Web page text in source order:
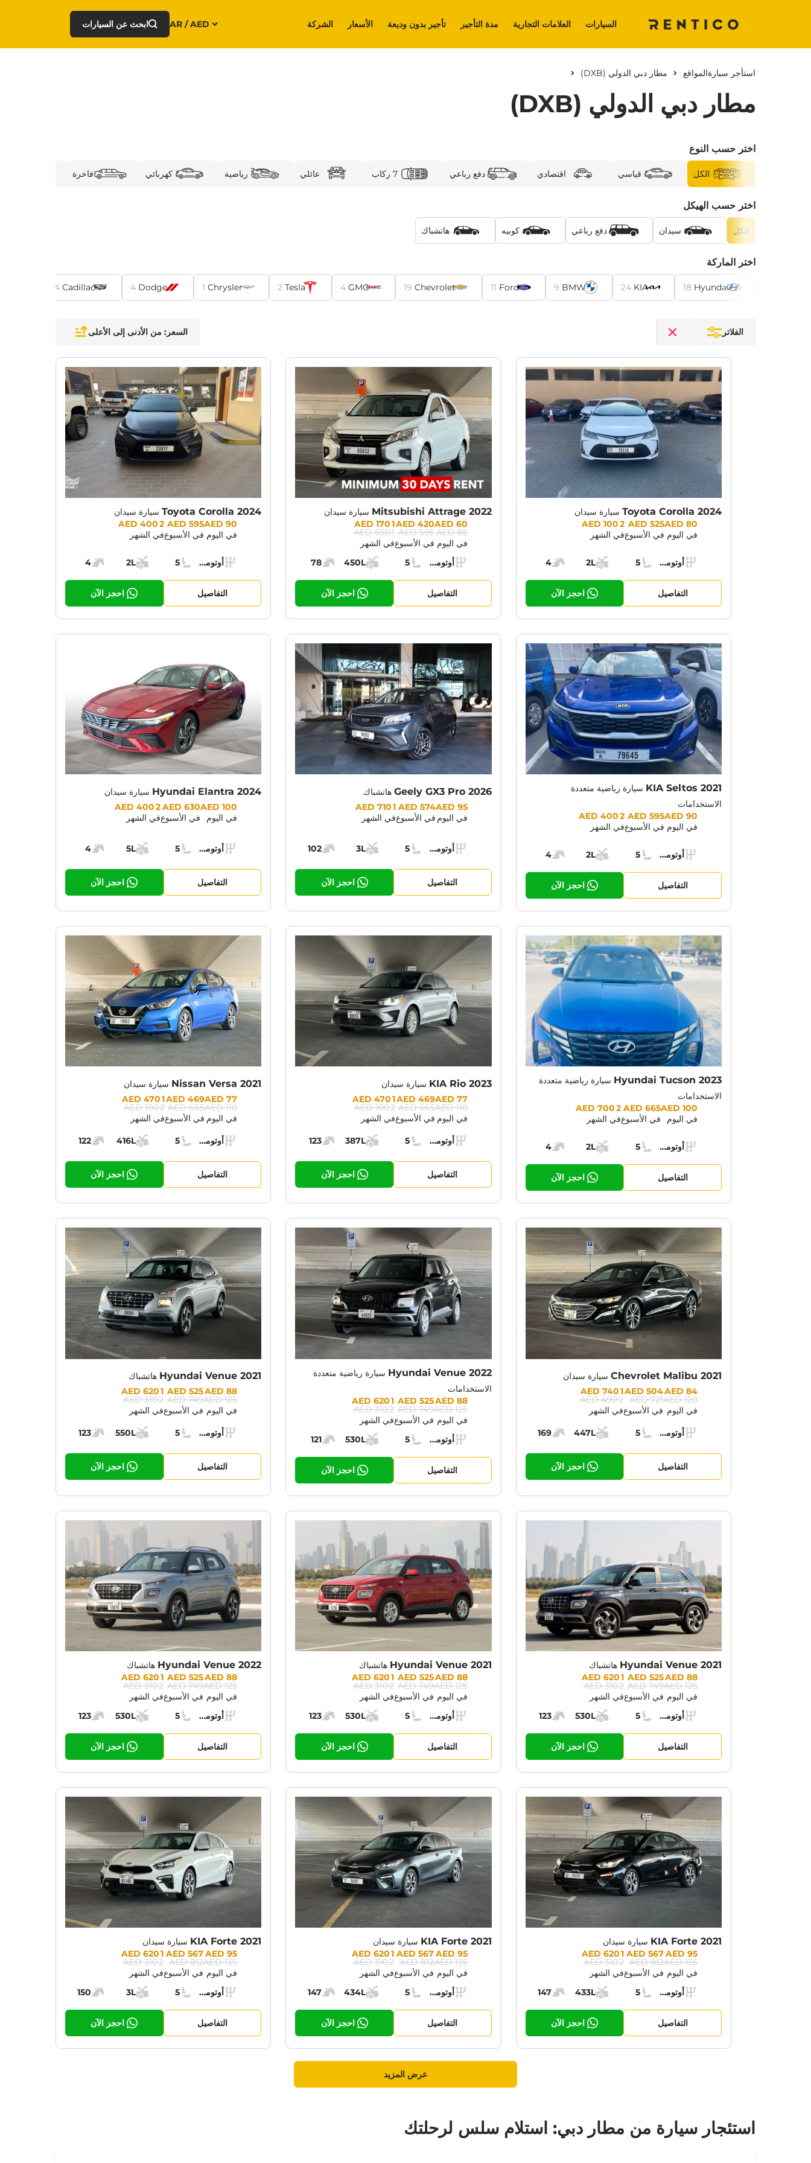
السيارات العلامات التجارية مدة التأجير تأجير بدون وديعة الأسعار الشركة AR / AED ابحث عن السيارات
مطار دبي الدولي (DXB)
استأجر سيارةالمواقع مطار دبي الدولي (DXB)
اختر حسب النوع
الكل قياسي اقتصادي دفع رباعي 7 ركاب عائلي رياضية كهربائي فاخرة
اختر حسب الهيكل
الكل سيدان دفع رباعي كوبيه هاتشباك
اختر الماركة
Hyundai
18
KIA
24
BMW
9
Ford
11
Chevrolet
19
GMC
4
Tesla
2
Chrysler
1
Dodge
4
Cadillac
4
الفلاتر
Clear filters
السعر: من الأدنى إلى الأعلى
Toyota Corolla 2024 سيارة سيدان
Prices:
80 AED
في اليوم
525 AED
في الأسبوع
2 100 AED
في الشهر
Specs:ناقل الحركة:
أوتوماتيك (AT)
مقاعد:
5
مساحة الشحن:
2L
قوة المحرك:
4
التفاصيل احجز الآن
Mitsubishi Attrage 2022 سيارة سيدان
CURRENT PROMOTION:
Prices:
60 AED
85 AED
في اليوم
420 AED
595 AED
في الأسبوع
1 170 AED
1 650 AED
في الشهر
Specs:ناقل الحركة:
أوتوماتيك (AT)
مقاعد:
5
مساحة الشحن:
450L
قوة المحرك:
78
التفاصيل احجز الآن
Toyota Corolla 2024 سيارة سيدان
Prices:
90 AED
في اليوم
595 AED
في الأسبوع
2 400 AED
في الشهر
Specs:ناقل الحركة:
أوتوماتيك (AT)
مقاعد:
5
مساحة الشحن:
2L
قوة المحرك:
4
التفاصيل احجز الآن
KIA Seltos 2021 سيارة رياضية متعددة
الاستخدامات
Prices:
90 AED
في اليوم
595 AED
في الأسبوع
2 400 AED
في الشهر
Specs:ناقل الحركة:
أوتوماتيك (AT)
مقاعد:
5
مساحة الشحن:
2L
قوة المحرك:
4
التفاصيل احجز الآن
Geely GX3 Pro 2026 هاتشباك
Prices:
95 AED
في اليوم
574 AED
في الأسبوع
1 710 AED
في الشهر
Specs:ناقل الحركة:
أوتوماتيك (AT)
مقاعد:
5
مساحة الشحن:
3L
قوة المحرك:
102
التفاصيل احجز الآن
Hyundai Elantra 2024 سيارة سيدان
Prices:
100 AED
في اليوم
630 AED
في الأسبوع
2 400 AED
في الشهر
Specs:ناقل الحركة:
أوتوماتيك (AT)
مقاعد:
5
مساحة الشحن:
5L
قوة المحرك:
4
التفاصيل احجز الآن
Hyundai Tucson 2023 سيارة رياضية متعددة
الاستخدامات
Prices:
100 AED
في اليوم
665 AED
في الأسبوع
2 700 AED
في الشهر
Specs:ناقل الحركة:
أوتوماتيك (AT)
مقاعد:
5
مساحة الشحن:
2L
قوة المحرك:
4
التفاصيل احجز الآن
KIA Rio 2023 سيارة سيدان
Prices:
77 AED
110 AED
في اليوم
469 AED
665 AED
في الأسبوع
1 470 AED
2 100 AED
في الشهر
Specs:ناقل الحركة:
أوتوماتيك (AT)
مقاعد:
5
مساحة الشحن:
387L
قوة المحرك:
123
التفاصيل احجز الآن
Nissan Versa 2021 سيارة سيدان
Prices:
77 AED
110 AED
في اليوم
469 AED
665 AED
في الأسبوع
1 470 AED
2 100 AED
في الشهر
Specs:ناقل الحركة:
أوتوماتيك (AT)
مقاعد:
5
مساحة الشحن:
416L
قوة المحرك:
122
التفاصيل احجز الآن
Chevrolet Malibu 2021 سيارة سيدان
CURRENT PROMOTION:
Prices:
84 AED
120 AED
في اليوم
504 AED
721 AED
في الأسبوع
1 740 AED
2 490 AED
في الشهر
Specs:ناقل الحركة:
أوتوماتيك (AT)
مقاعد:
5
مساحة الشحن:
447L
قوة المحرك:
169
التفاصيل احجز الآن
Hyundai Venue 2022 سيارة رياضية متعددة
الاستخدامات
Prices:
88 AED
125 AED
في اليوم
525 AED
749 AED
في الأسبوع
1 620 AED
2 310 AED
في الشهر
Specs:ناقل الحركة:
أوتوماتيك (AT)
مقاعد:
5
مساحة الشحن:
530L
قوة المحرك:
121
التفاصيل احجز الآن
Hyundai Venue 2021 هاتشباك
CURRENT PROMOTION:
Prices:
88 AED
125 AED
في اليوم
525 AED
749 AED
في الأسبوع
1 620 AED
2 310 AED
في الشهر
Specs:ناقل الحركة:
أوتوماتيك (AT)
مقاعد:
5
مساحة الشحن:
550L
قوة المحرك:
123
التفاصيل احجز الآن
Hyundai Venue 2021 هاتشباك
CURRENT PROMOTION:
Prices:
88 AED
125 AED
في اليوم
525 AED
749 AED
في الأسبوع
1 620 AED
2 310 AED
في الشهر
Specs:ناقل الحركة:
أوتوماتيك (AT)
مقاعد:
5
مساحة الشحن:
530L
قوة المحرك:
123
التفاصيل احجز الآن
Hyundai Venue 2021 هاتشباك
Prices:
88 AED
125 AED
في اليوم
525 AED
749 AED
في الأسبوع
1 620 AED
2 310 AED
في الشهر
Specs:ناقل الحركة:
أوتوماتيك (AT)
مقاعد:
5
مساحة الشحن:
530L
قوة المحرك:
123
التفاصيل احجز الآن
Hyundai Venue 2022 هاتشباك
Prices:
88 AED
125 AED
في اليوم
525 AED
749 AED
في الأسبوع
1 620 AED
2 310 AED
في الشهر
Specs:ناقل الحركة:
أوتوماتيك (AT)
مقاعد:
5
مساحة الشحن:
530L
قوة المحرك:
123
التفاصيل احجز الآن
KIA Forte 2021 سيارة سيدان
Prices:
95 AED
135 AED
في اليوم
567 AED
812 AED
في الأسبوع
1 620 AED
2 310 AED
في الشهر
Specs:ناقل الحركة:
أوتوماتيك (AT)
مقاعد:
5
مساحة الشحن:
433L
قوة المحرك:
147
التفاصيل احجز الآن
KIA Forte 2021 سيارة سيدان
CURRENT PROMOTION:
Prices:
95 AED
135 AED
في اليوم
567 AED
812 AED
في الأسبوع
1 620 AED
2 310 AED
في الشهر
Specs:ناقل الحركة:
أوتوماتيك (AT)
مقاعد:
5
مساحة الشحن:
434L
قوة المحرك:
147
التفاصيل احجز الآن
KIA Forte 2021 سيارة سيدان
Prices:
95 AED
135 AED
في اليوم
567 AED
812 AED
في الأسبوع
1 620 AED
2 310 AED
في الشهر
Specs:ناقل الحركة:
أوتوماتيك (AT)
مقاعد:
5
مساحة الشحن:
3L
قوة المحرك:
150
التفاصيل احجز الآن
عرض المزيد
استئجار سيارة من مطار دبي: استلام سلس لرحلتك